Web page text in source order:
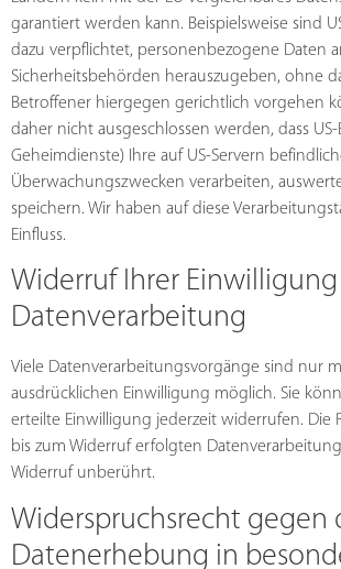
garantiert werden kann. Beispielsweise sind
dazu verpflichtet, personenbezogene Daten
Sicherheitsbehörden herauszugeben, ohne
Betroffener hiergegen gerichtlich vorgehen
daher nicht ausgeschlossen werden, dass US-
Geheimdienste) Ihre auf US-Servern
Überwachungszwecken verarbeiten,
speichern. Wir haben auf diese
Einfluss.
Widerruf Ihrer
Datenverarbeitung
Viele Datenverarbeitungsvorgänge sind nur
ausdrücklichen Einwilligung möglich. Sie
erteilte Einwilligung jederzeit widerrufen. Die
bis zum Widerruf erfolgten
Widerruf unberührt.
Widerspruchsrecht gegen
Datenerhebung in